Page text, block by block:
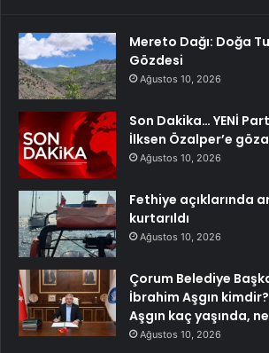
Mereto Dağı: Doğa
Gözdesi
Ağustos 10, 2026
Son Dakika… YENİ
İlksen Özalper’e
Ağustos 10, 2026
Fethiye açıklarında
kurtarıldı
Ağustos 10, 2026
Çorum Belediye
İbrahim Aşgın
Aşgın kaç yaşında,
Ağustos 10, 2026